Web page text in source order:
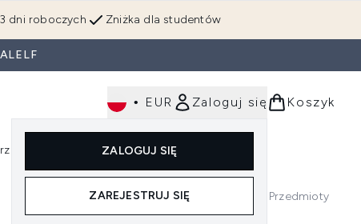
Zniżka dla studentów
dni roboczych
• EUR Zaloguj się
ZALOGUJ SIĘ
ZAREJESTRUJ SIĘ
Koszyk
do podmenu (Makijaż) Wejdź do podmenu (Włosy) Wejdź do podmenu (Narzędzia)
Dla mężczyzn
Przedmioty